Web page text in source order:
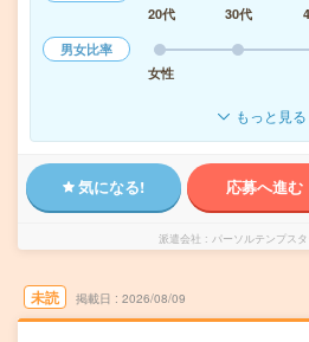
20代
30代
男女比率
女性
もっと見る
気になる! 応募へ進む
派遣会社 パーソルテンプス
未読 掲載日 2026/08/09